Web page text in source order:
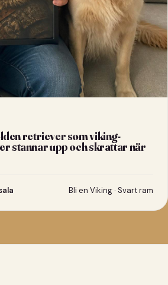
retriever som viking-
stannar upp och skrattar när
Bli en Viking · Svart ram